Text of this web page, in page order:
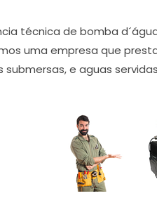
técnica de bomba
uma empresa que
submersas, e aguas